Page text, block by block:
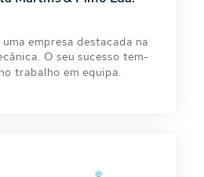
empresa destacada na
O seu sucesso tem-
trabalho em equipa.